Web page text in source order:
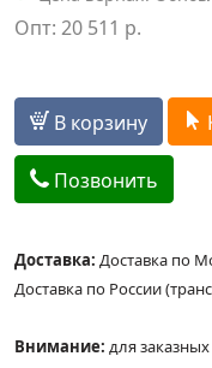
Опт: 20 511 р.
В корзину
Позвонить
Доставка: Доставка по
Доставка по России
Внимание: для